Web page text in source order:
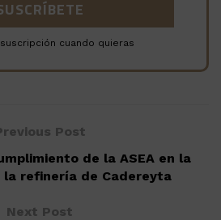
cuando quieras
Post
de la ASEA en la
la refinería de Cadereyta
Next Post